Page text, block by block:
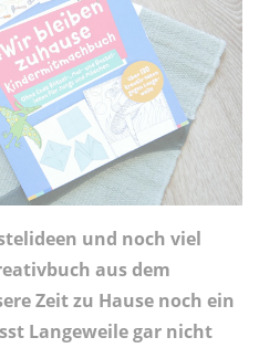
und noch viel
aus dem
Zeit zu Hause noch ein
Langeweile gar nicht